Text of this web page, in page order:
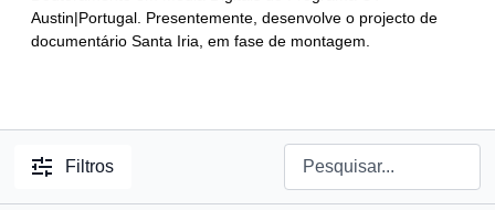
Austin|Portugal. Presentemente, desenvolve o projecto de
documentário Santa Iria, em fase de montagem.
Filtros